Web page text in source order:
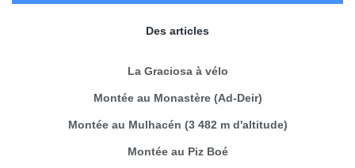
Des articles
La Graciosa à vélo
Montée au Monastère (Ad-Deir)
Montée au Mulhacén (3 482 m d'altitude)
Montée au Piz Boé